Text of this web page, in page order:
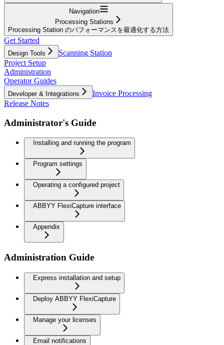
Navigation
Processing Stations
Processing Station のパフォーマンスを最適化する方法
Get Started
Design Tools
Scanning Station
Project Setup
Administration
Operator Guides
Developer & Integrations
Invoice Processing
Release Notes
Administrator's Guide
Installing and running the program
Program settings
Operating a configured project
ABBYY FlexiCapture interface
Appendix
Administration Guide
Express installation and setup
Deploy ABBYY FlexiCapture
Manage your licenses
Email notifications